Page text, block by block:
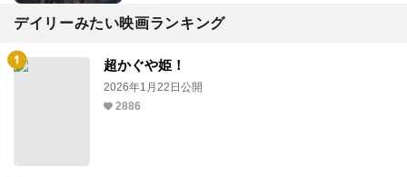
デイリーみたい映画ランキング
超かぐや姫！
2026年1月22日公開
2886